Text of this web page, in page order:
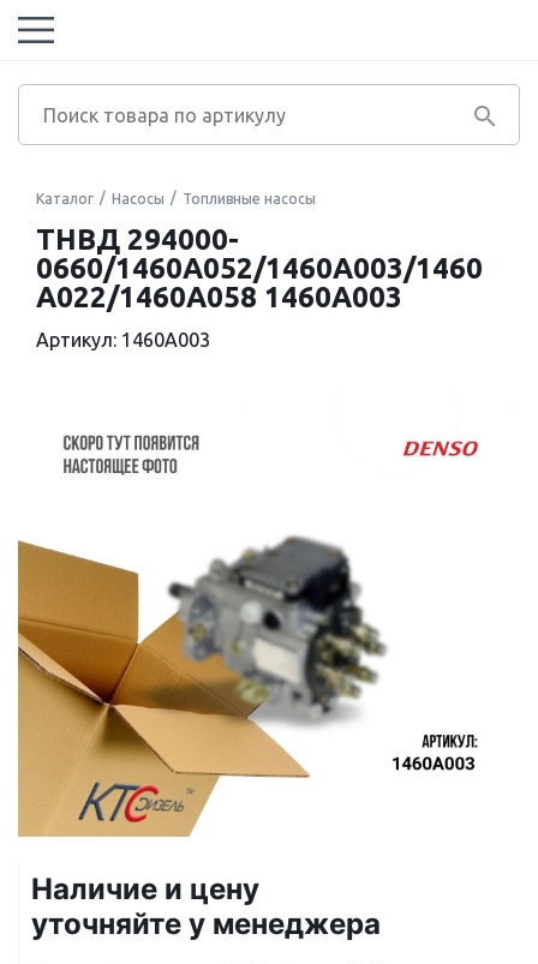
Каталог Насосы Топливные насосы
ТНВД 294000-
0660/1460A052/1460A003/1460
A022/1460A058 1460A003
Артикул: 1460A003
Наличие и цену
уточняйте у менеджера